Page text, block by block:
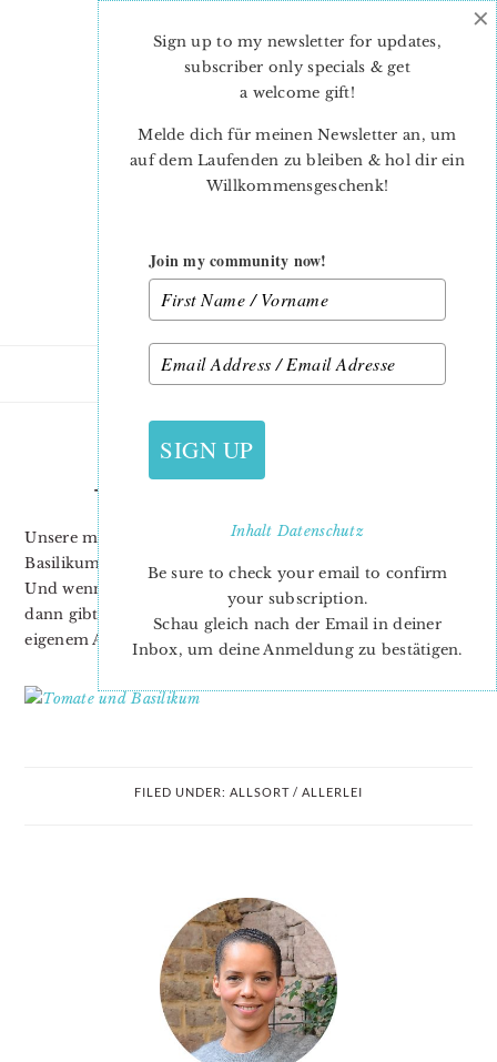
TOMATE UND BASILIKUM
Unsere mit viel Liebe gezogenen Tomaten- und
Basilikumplänzchen müssen dringend umgetopft werden!
Und wenn wir Glück haben und die Sonne genug scheint,
dann gibts in ein paar Wochen Caprese mit Zutaten aus
eigenem Anbau! Außer dem Käse natürlich…
FILED UNDER: ALLSORT / ALLERLEI
Sign up to my newsletter for updates,
subscriber only specials & get
a welcome gift!
Melde dich für meinen Newsletter an, um
auf dem Laufenden zu bleiben & hol dir ein
Willkommensgeschenk!
Join my community now!
SIGN UP
InhaltDatenschutz
Be sure to check your email to confirm
your subscription.
Schau gleich nach der Email in deiner
Inbox, um deine Anmeldung zu bestätigen.
×